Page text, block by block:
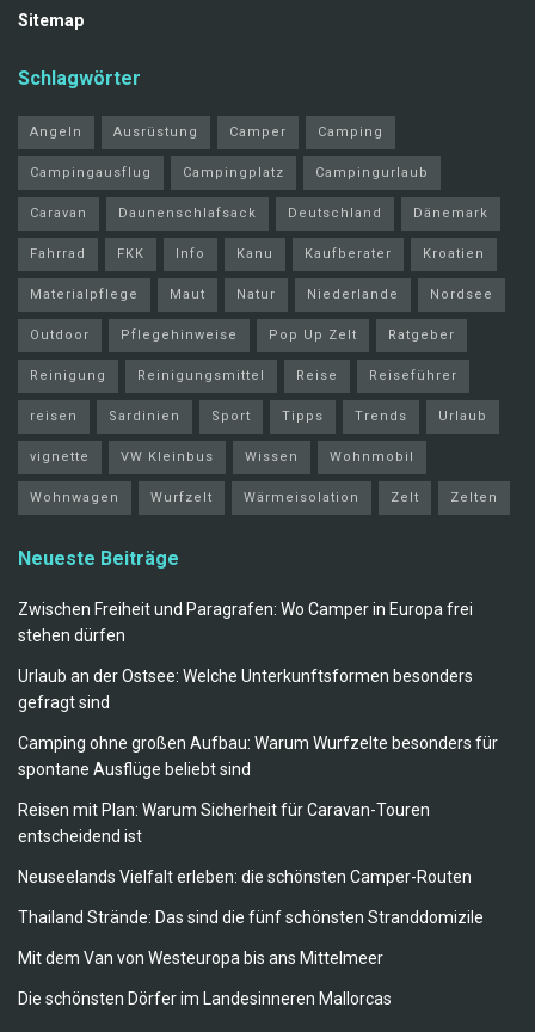
Sitemap
Schlagwörter
Angeln Ausrüstung Camper Camping
Campingausflug Campingplatz Campingurlaub
Caravan Daunenschlafsack Deutschland Dänemark
Fahrrad FKK Info Kanu Kaufberater Kroatien
Materialpflege Maut Natur Niederlande Nordsee
Outdoor Pflegehinweise Pop Up Zelt Ratgeber
Reinigung Reinigungsmittel Reise Reiseführer
reisen Sardinien Sport Tipps Trends Urlaub
vignette VW Kleinbus Wissen Wohnmobil
Wohnwagen Wurfzelt Wärmeisolation Zelt Zelten
Neueste Beiträge
Zwischen Freiheit und Paragrafen: Wo Camper in Europa frei
stehen dürfen
Urlaub an der Ostsee: Welche Unterkunftsformen besonders
gefragt sind
Camping ohne großen Aufbau: Warum Wurfzelte besonders für
spontane Ausflüge beliebt sind
Reisen mit Plan: Warum Sicherheit für Caravan-Touren
entscheidend ist
Neuseelands Vielfalt erleben: die schönsten Camper-Routen
Thailand Strände: Das sind die fünf schönsten Stranddomizile
Mit dem Van von Westeuropa bis ans Mittelmeer
Die schönsten Dörfer im Landesinneren Mallorcas